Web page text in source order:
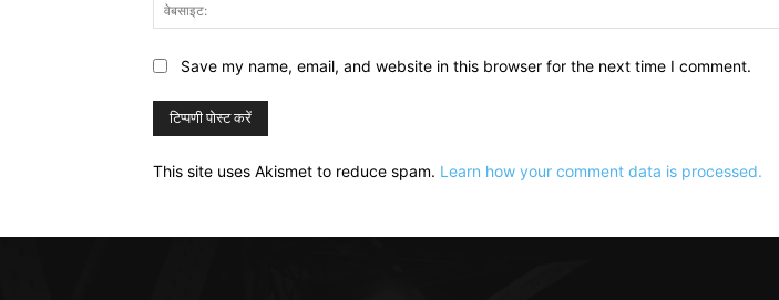
Save my name, email, and website in this browser for the next time I comment.
This site uses Akismet to reduce spam. Learn how your comment data is processed.